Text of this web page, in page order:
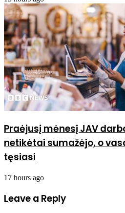
Praėjusį mėnesį JAV
netikėtai sumažėjo, o
tęsiasi
17 hours ago
Leave a Reply